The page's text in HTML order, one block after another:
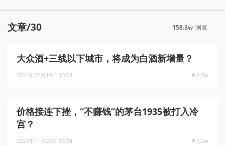
文章/30 158.3w 浏览
大众酒+三线以下城市，将成为白酒新增量？
2024年02月19日 13:08 3.7w
价格接连下挫，“不赚钱”的茅台1935被打入冷
宫？
2023年11月28日 13:34 5.2w